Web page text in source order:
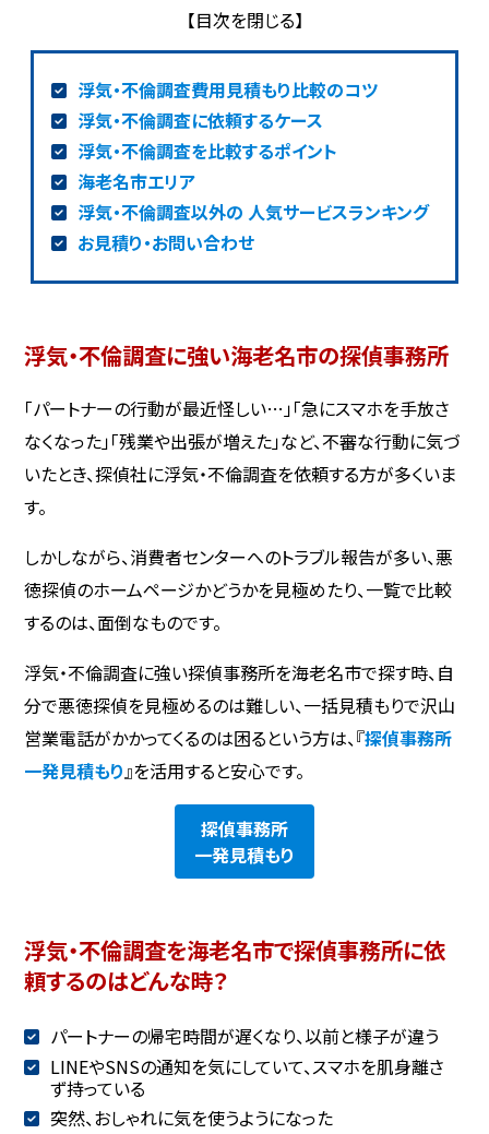
浮気・不倫調査費用見積もり比較のコツ
浮気・不倫調査に依頼するケース
浮気・不倫調査を比較するポイント
海老名市エリア
浮気・不倫調査以外の 人気サービスランキング
お見積り・お問い合わせ
浮気・不倫調査に強い海老名市の探偵事務所
「パートナーの行動が最近怪しい…」「急にスマホを手放さ
なくなった」「残業や出張が増えた」など、不審な行動に気づ
いたとき、探偵社に浮気・不倫調査を依頼する方が多くいま
す。
しかしながら、消費者センターへのトラブル報告が多い、悪
徳探偵のホームページかどうかを見極めたり、一覧で比較
するのは、面倒なものです。
浮気・不倫調査に強い探偵事務所を海老名市で探す時、自
分で悪徳探偵を見極めるのは難しい、一括見積もりで沢山
営業電話がかかってくるのは困るという方は、『探偵事務所
一発見積もり』を活用すると安心です。
探偵事務所
一発見積もり
浮気・不倫調査を海老名市で探偵事務所に依
頼するのはどんな時？
パートナーの帰宅時間が遅くなり、以前と様子が違う
LINEやSNSの通知を気にしていて、スマホを肌身離さ
ず持っている
突然、おしゃれに気を使うようになった